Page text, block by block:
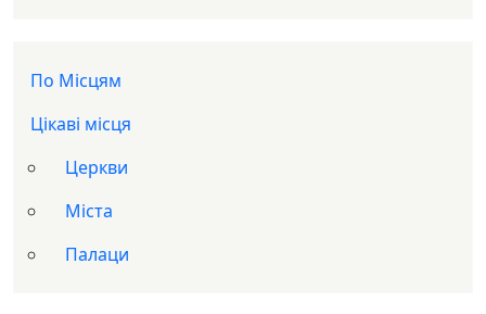
Доп меню
По Місцям
Цікаві місця
Церкви
Міста
Палаци